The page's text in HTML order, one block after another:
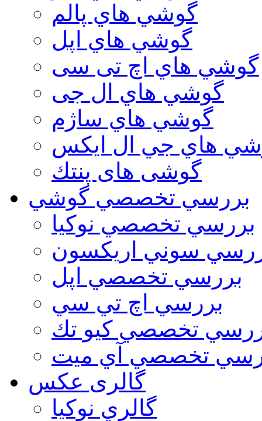
گوشي هاي پالم
گوشي هاي اپل
گوشي هاي اچ تی سی
گوشي هاي ال جی
گوشي هاي ساژم
هاي جي ال ايكس
گوشی های پنتك
بررسي تخصصي گوشي
بررسي تخصصي نوكيا
سوني اريكسون
بررسي تخصصي اپل
بررسي اچ تي سي
تخصصي كيو تك
تخصصي آي ميت
گالری عکس
گالري نوكيا